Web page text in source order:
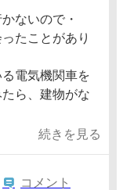
かないので・
たことがあり
電気機関車を
ら、建物がな
続きを見る
コメント